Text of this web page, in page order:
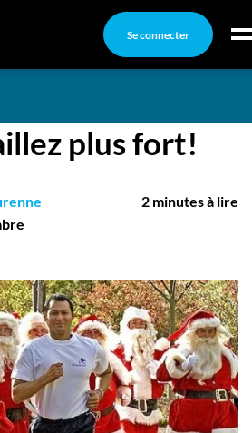
Se connecter
Noël… et vous travaillez plus fort!
Noël… et
plus fort!
2 minutes à lire